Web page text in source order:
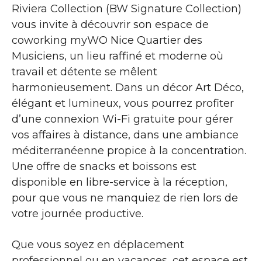
Riviera Collection (BW Signature Collection)
vous invite à découvrir son espace de
coworking myWO Nice Quartier des
Musiciens, un lieu raffiné et moderne où
travail et détente se mêlent
harmonieusement. Dans un décor Art Déco,
élégant et lumineux, vous pourrez profiter
d’une connexion Wi-Fi gratuite pour gérer
vos affaires à distance, dans une ambiance
méditerranéenne propice à la concentration.
Une offre de snacks et boissons est
disponible en libre-service à la réception,
pour que vous ne manquiez de rien lors de
votre journée productive.
Que vous soyez en déplacement